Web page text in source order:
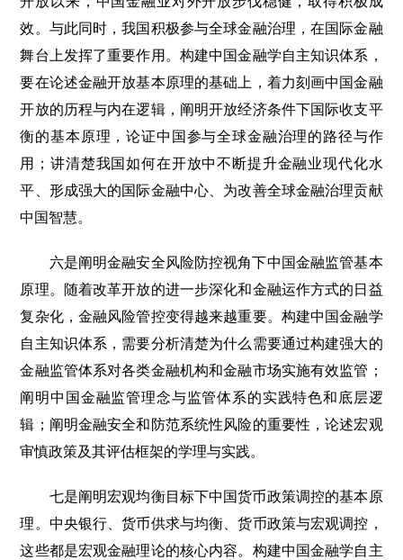
效。与此同时，我国积极参与全球金融治理，在国际金融
舞台上发挥了重要作用。构建中国金融学自主知识体系，
要在论述金融开放基本原理的基础上，着力刻画中国金融
开放的历程与内在逻辑，阐明开放经济条件下国际收支平
衡的基本原理，论证中国参与全球金融治理的路径与作
用；讲清楚我国如何在开放中不断提升金融业现代化水
平、形成强大的国际金融中心、为改善全球金融治理贡献
中国智慧。
六是阐明金融安全风险防控视角下中国金融监管基本
原理。随着改革开放的进一步深化和金融运作方式的日益
复杂化，金融风险管控变得越来越重要。构建中国金融学
自主知识体系，需要分析清楚为什么需要通过构建强大的
金融监管体系对各类金融机构和金融市场实施有效监管；
阐明中国金融监管理念与监管体系的实践特色和底层逻
辑；阐明金融安全和防范系统性风险的重要性，论述宏观
审慎政策及其评估框架的学理与实践。
七是阐明宏观均衡目标下中国货币政策调控的基本原
理。中央银行、货币供求与均衡、货币政策与宏观调控，
这些都是宏观金融理论的核心内容。构建中国金融学自主